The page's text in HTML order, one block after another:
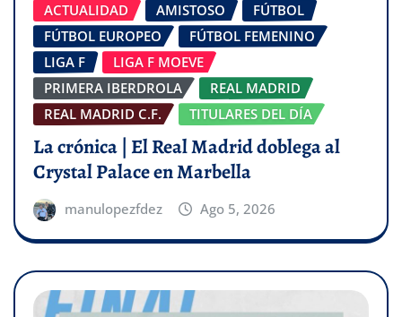
ACTUALIDAD AMISTOSO
FÚTBOL
FÚTBOL EUROPEO
FÚTBOL FEMENINO
LIGA F
LIGA F MOEVE
PRIMERA IBERDROLA
REAL MADRID
REAL MADRID C.F.
TITULARES DEL DÍA
La crónica | El Real Madrid doblega al
Crystal Palace en Marbella
manulopezfdez Ago 5, 2026